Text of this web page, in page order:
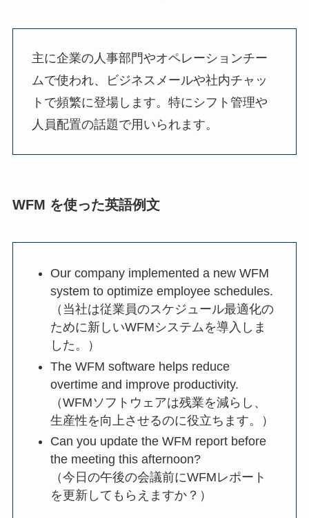
主に企業の人事部門やオペレーションチー
ムで使われ、ビジネスメールや社内チャッ
トで頻繁に登場します。特にシフト管理や
人員配置の話題で用いられます。
WFM を使った英語例文
Our company implemented a new WFM
system to optimize employee schedules.
（当社は従業員のスケジュール最適化の
ために新しいWFMシステムを導入しま
した。）
The WFM software helps reduce
overtime and improve productivity.
（WFMソフトウェアは残業を減らし、
生産性を向上させるのに役立ちます。）
Can you update the WFM report before
the meeting this afternoon?
（今日の午後の会議前にWFMレポート
を更新してもらえますか？）